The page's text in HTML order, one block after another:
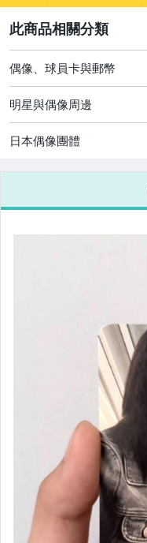
其它
[全店] 粉絲專享
[全店] 周年慶
偶像、球員卡與郵幣
明星與偶像周邊
日本偶像團體